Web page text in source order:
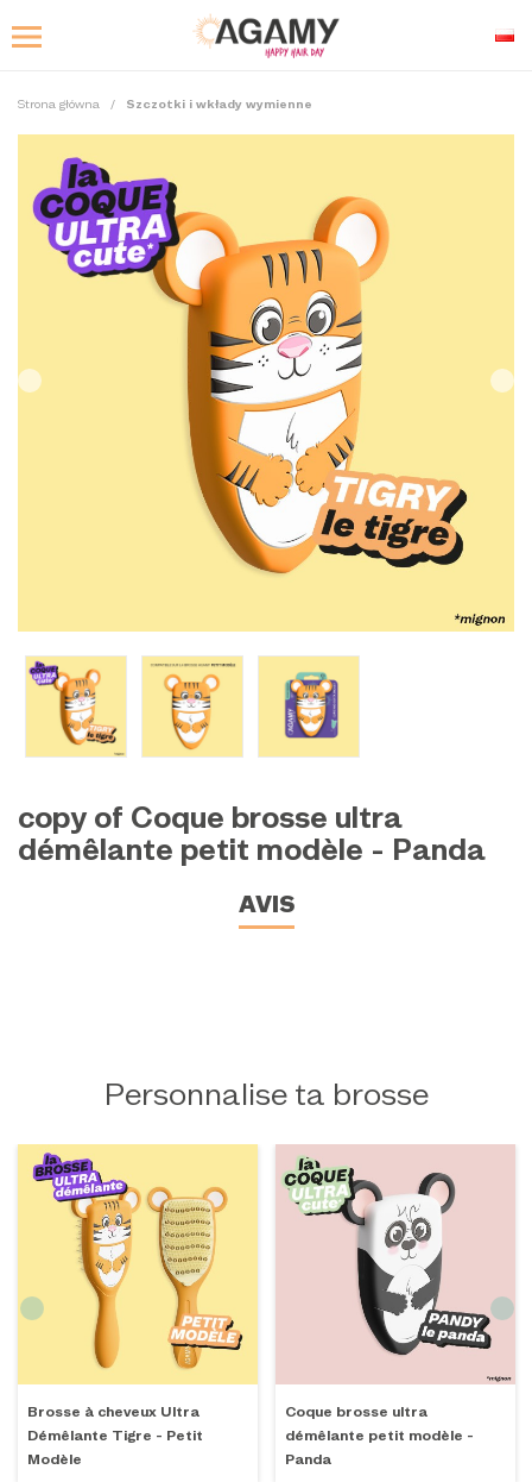
Strona główna Szczotki i wkłady wymienne
copy of Coque brosse ultra
démêlante petit modèle - Panda
AVIS
Personnalise ta brosse
Brosse à cheveux Ultra
Démêlante Tigre - Petit
Modèle
Coque brosse ultra
démêlante petit modèle -
Panda